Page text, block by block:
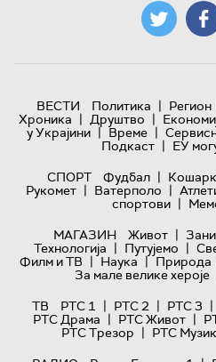
ВЕСТИ Политика | Регион
Хроника | Друштво |
у Украјини | Време |
Подкаст | ЕУ
СПОРТ
Фудбал |
Рукомет | Ватерполо |
спортови |
МАГАЗИН
Живот |
Технологијa | Путујемо |
Филм и ТВ | Наука | Природа
За мале велике хероје
ТВ
РТС 1 | РТС 2 | РТС 3 |
РТС Драма | РТС Живот |
РТС Трезор | РТС